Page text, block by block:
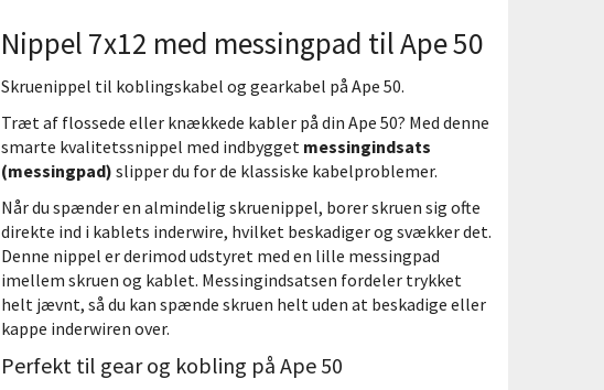
Nippel 7x12 med messingpad til Ape 50
Skruenippel til koblingskabel og gearkabel på Ape 50.
Træt af flossede eller knækkede kabler på din Ape 50? Med denne
smarte kvalitetssnippel med indbygget messingindsats
(messingpad) slipper du for de klassiske kabelproblemer.
Når du spænder en almindelig skruenippel, borer skruen sig ofte
direkte ind i kablets inderwire, hvilket beskadiger og svækker det.
Denne nippel er derimod udstyret med en lille messingpad
imellem skruen og kablet. Messingindsatsen fordeler trykket
helt jævnt, så du kan spænde skruen helt uden at beskadige eller
kappe inderwiren over.
Perfekt til gear og kobling på Ape 50